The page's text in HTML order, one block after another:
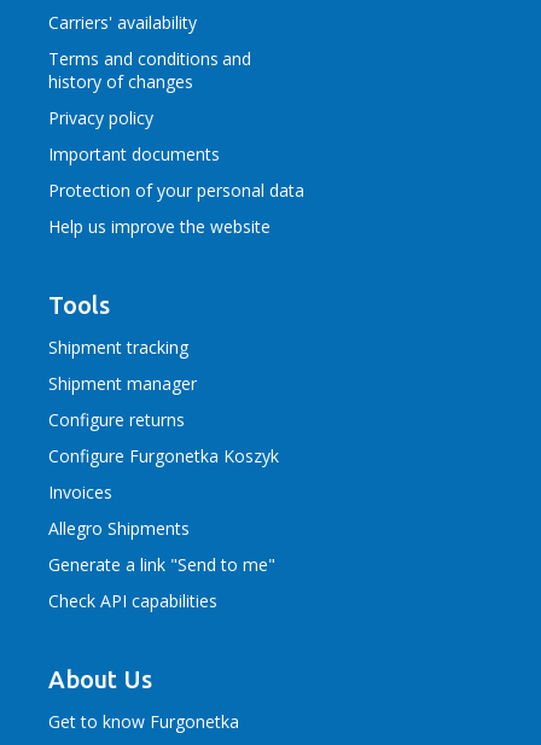
Carriers' availability
Terms and conditions and
history of changes
Privacy policy
Important documents
Protection of your personal data
Help us improve the website
Tools
Shipment tracking
Shipment manager
Configure returns
Configure Furgonetka Koszyk
Invoices
Allegro Shipments
Generate a link "Send to me"
Check API capabilities
About Us
Get to know Furgonetka